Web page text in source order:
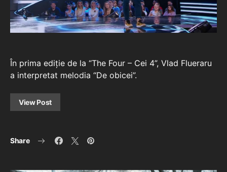
În prima ediție de la “The Four – Cei 4”, Vlad Flueraru
a interpretat melodia “De obicei”.
View Post
Share